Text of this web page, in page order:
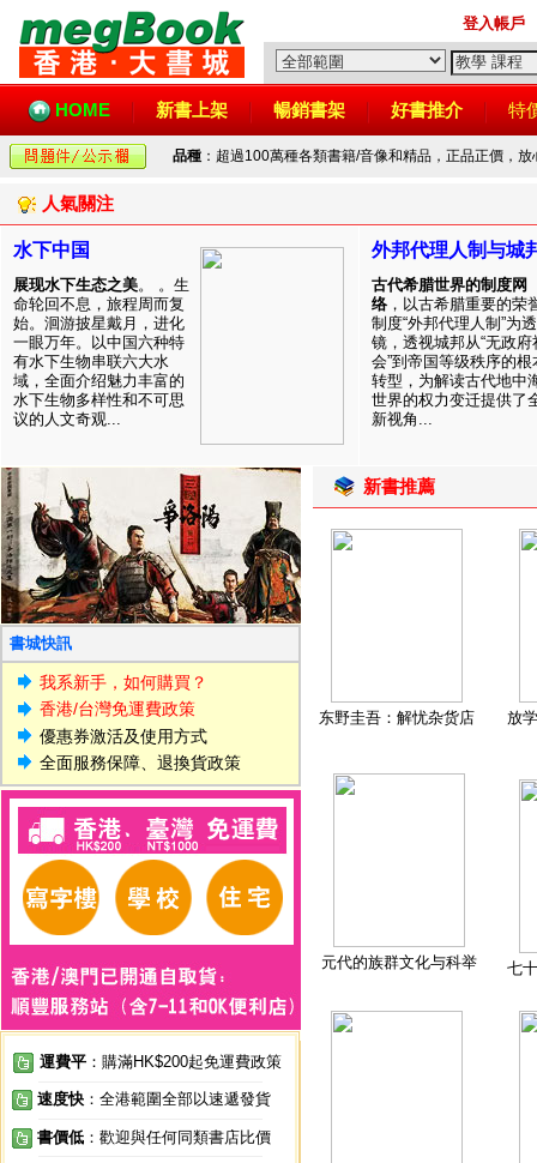
登入帳戶
HOME 新書上架 暢銷書架 好書推介 特
品種 ：超過100萬種各類書籍/音像和精品，正品正價，
人氣關注
水下中国
展现水下生态之美。 。生
命轮回不息，旅程周而复
始。洄游披星戴月，进化
一眼万年。以中国六种特
有水下生物串联六大水
域，全面介绍魅力丰富的
水下生物多样性和不可思
议的人文奇观...
外邦代理人制与城
古代希腊世界的制度网
络 ，以古希腊重要的荣
制度“外邦代理人制”为透
镜，透视城邦从“无政府
会”到帝国等级秩序的根
转型，为解读古代地中
世界的权力变迁提供了
新视角...
書城快訊
我系新手，如何購買？
香港/台灣免運費政策
優惠券激活及使用方式
全面服務保障、退換貨政策
運費平 ：購滿HK$200起免運費政策
速度快 ：全港範圍全部以速遞發貨
書價低 ：歡迎與任何同類書店比價
新書推薦
东野圭吾：解忧杂货店 放
元代的族群文化与科举 七